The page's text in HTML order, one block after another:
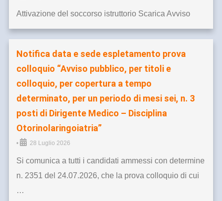
Attivazione del soccorso istruttorio Scarica Avviso
Notifica data e sede espletamento prova
colloquio “Avviso pubblico, per titoli e
colloquio, per copertura a tempo
determinato, per un periodo di mesi sei, n. 3
posti di Dirigente Medico – Disciplina
Otorinolaringoiatria”
• 28 Luglio 2026
Si comunica a tutti i candidati ammessi con determine
n. 2351 del 24.07.2026, che la prova colloquio di cui
…